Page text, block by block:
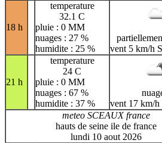
18 h
temperature
32.1 C
pluie : 0 MM
nuages : 27 %
humidite : 25 %
vent 5 km/h
21 h
temperature
24 C
pluie : 0 MM
nuages : 67 %
humidite : 37 %
vent 17 km/h
meteo SCEAUX france
hauts de seine ile de france
lundi 10 aout 2026